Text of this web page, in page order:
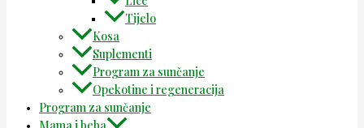
Tijelo
Kosa
Suplementi
Program za sunčanje
Opekotine i regeneracija
Program za sunčanje